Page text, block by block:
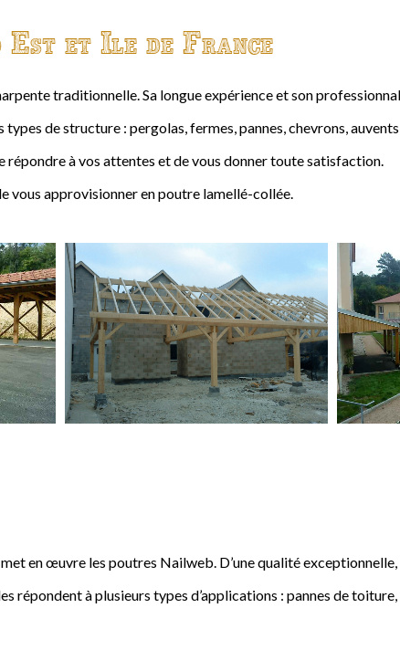
Est et Ile de France
traditionnelle. Sa longue expérience et son
de structure : pergolas, fermes, pannes, chevrons,
à vos attentes et de vous donner toute satisfaction.
vous approvisionner en poutre lamellé-collée.
en œuvre les poutres Nailweb. D’une qualité
répondent à plusieurs types d’applications : pannes de